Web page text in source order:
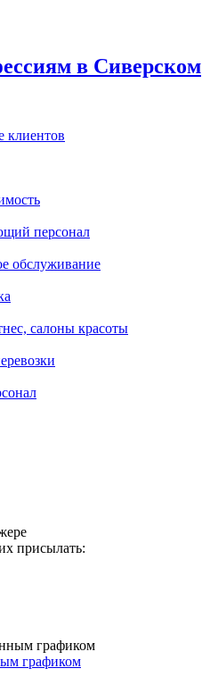
в Сиверском
клиентов
персонал
обслуживание
салоны красоты
присылать:
графиком